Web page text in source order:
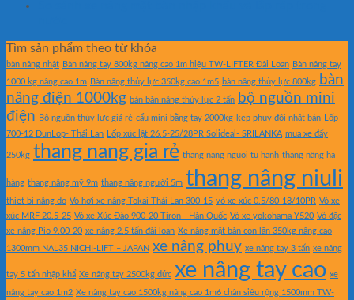
Tìm sản phẩm theo từ khóa
bàn nâng nhật Bàn nâng tay 800kg nâng cao 1m hiệu TW-LIFTER Đài Loan Bàn nâng tay
1000 kg nâng cao 1m Bàn nâng thủy lực 350kg cao 1m5 bàn nâng thủy lực 800kg bàn
nâng điện 1000kg bán bàn nâng thủy lực 2 tấn bộ nguồn mini
điện
Bộ nguồn thủy lực giá rẻ cẩu mini bằng tay 2000kg kẹp phuy đôi nhật bản
Lốp
700-12 DunLop- Thái Lan
Lốp xúc lật 26.5-25/28PR Solideal- SRILANKA mua xe đẩy
250kg thang nang gia rẻ thang nang nguoi tu hanh thang nâng hạ
hàng thang nâng mỹ 9m thang nâng người 5m thang nâng niuli
thiet bi nâng do Vỏ hơi xe nâng Tokai Thái Lan 300-15 vỏ xe xúc 0.5/80-18/10PR Vỏ xe
xúc MRF 20.5-25 Vỏ xe Xúc Đào 900-20 Tiron - Hàn Quốc Vỏ xe yokohama Y520 Vỏ đặc
xe nâng Pio 9.00-20 xe nâng 2.5 tấn đài loan Xe nâng mặt bàn con lăn 350kg nâng cao
1300mm NAL35 NICHI-LIFT – JAPAN xe nâng phuy xe nâng tay 3 tấn xe nâng
tay 5 tấn nhập khẩ Xe nâng tay 2500kg đức xe nâng tay cao xe
nâng tay cao 1m2 Xe nâng tay cao 1500kg nâng cao 1m6 chân siêu rộng 1500mm TW-